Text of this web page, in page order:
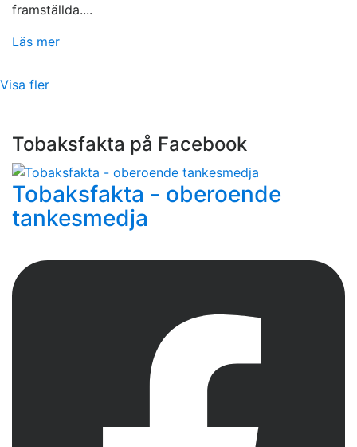
framställda....
Läs mer
Visa fler
Tobaksfakta på Facebook
Tobaksfakta - oberoende
tankesmedja